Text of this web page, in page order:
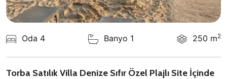
Oda 4 Banyo 1 250 m2
Torba Satılık Villa Denize Sıfır Özel Plajlı Site İçinde